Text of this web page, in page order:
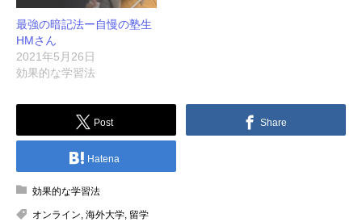
最強の暗記法ー自慢の塾生
HMさん
2021年5月26日
効果的な学習法
Post Share
Hatena
効果的な学習法
オンライン, 海外大学, 留学